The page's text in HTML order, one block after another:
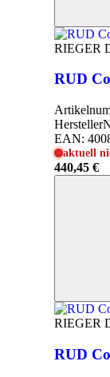
RIEGER
RUD
EAN:
aktuell
440,45 €
RIEGER
RUD